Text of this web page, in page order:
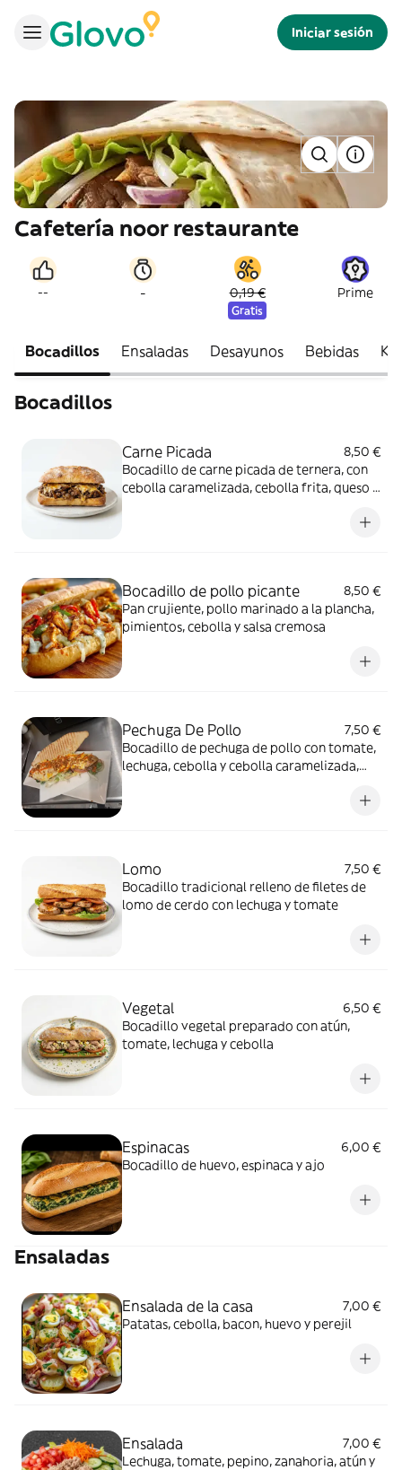
Iniciar sesión
Cafetería noor restaurante
-- - 0,19 €
Gratis
Prime
Bocadillos Ensaladas Desayunos Bebidas
Bocadillos
Carne Picada
8,50 €
Bocadillo de carne picada de ternera, con
cebolla caramelizada, cebolla frita, queso y
Bocadillo de pollo picante
8,50 €
Pan crujiente, pollo marinado a la plancha,
pimientos, cebolla y salsa cremosa
Pechuga De Pollo
7,50 €
Bocadillo de pechuga de pollo con tomate,
lechuga, cebolla y cebolla caramelizada,
Lomo
7,50 €
Bocadillo tradicional relleno de filetes de
lomo de cerdo con lechuga y tomate
Vegetal
6,50 €
Bocadillo vegetal preparado con atún,
tomate, lechuga y cebolla
Espinacas
6,00 €
Bocadillo de huevo, espinaca y ajo
Ensaladas
Ensalada de la casa
7,00 €
Patatas, cebolla, bacon, huevo y perejil
Ensalada
7,00 €
Lechuga, tomate, pepino, zanahoria, atún y